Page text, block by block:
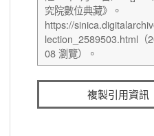
複製引用資訊